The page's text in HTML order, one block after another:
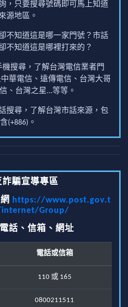
，只要搜尋號碼即可馬上知道
源地區。
不知道這是哪一家門號？市話
不知道這是哪裡打來的？
搜尋，了解台灣電信業者門
華電信、遠傳電信、台灣大哥
、台灣之星...等等。
搜尋，了解台灣市話來源，包
含(+886)。
詐騙宣導專區
https://www.post.gov.t
Group/
話、信箱、網址
電話或信箱
110 或 165
0800211511